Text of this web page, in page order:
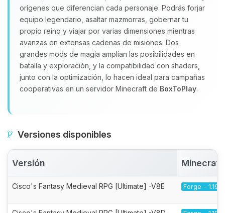
orígenes que diferencian cada personaje. Podrás forjar
equipo legendario, asaltar mazmorras, gobernar tu
propio reino y viajar por varias dimensiones mientras
avanzas en extensas cadenas de misiones. Dos
grandes mods de magia amplían las posibilidades en
batalla y exploración, y la compatibilidad con shaders,
junto con la optimización, lo hacen ideal para campañas
cooperativas en un servidor Minecraft de BoxToPlay.
Versiones disponibles
Versión Minecraft
Cisco's Fantasy Medieval RPG [Ultimate] -V8E Forge - 1.19.2